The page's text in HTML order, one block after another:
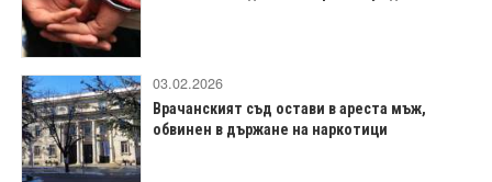
03.02.2026
Врачанският съд остави в ареста мъж,
обвинен в държане на наркотици